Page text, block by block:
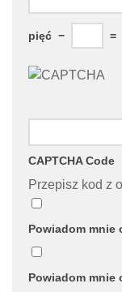
pięć − =
CAPTCHA Code
Przepisz kod z
Powiadom mnie
Powiadom mnie